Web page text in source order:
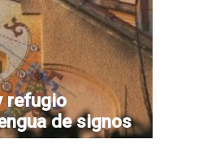
refugio
de signos